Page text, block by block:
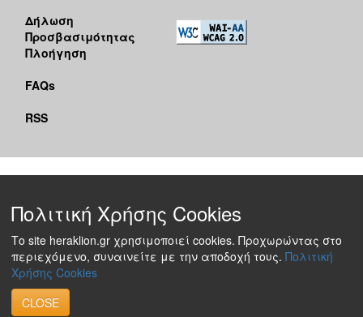
Δήλωση
Προσβασιμότητας
Πλοήγηση
FAQs
RSS
Πολιτική Χρήσης Cookies
Το site heraklion.gr χρησιμοποιεί cookies. Προχωρώντας στο
περιεχόμενο, συναινείτε με την αποδοχή τους. Πολιτική
Χρήσης Cookies
CLOSE